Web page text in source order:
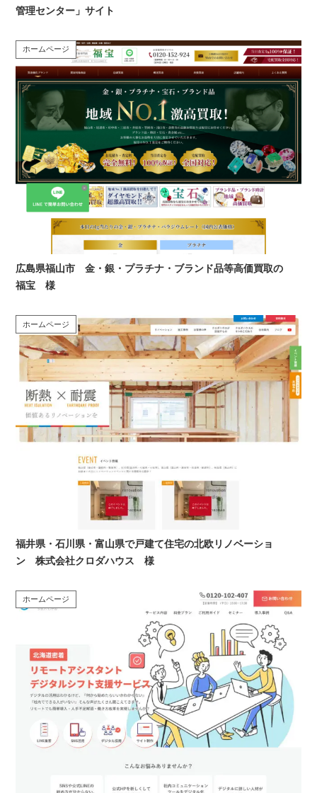
管理センター」サイト
ホームページ
広島県福山市 金・銀・プラチナ・ブランド品等高価買取の
福宝 様
ホームページ
福井県・石川県・富山県で戸建て住宅の北欧リノベーショ
ン 株式会社クロダハウス 様
ホームページ